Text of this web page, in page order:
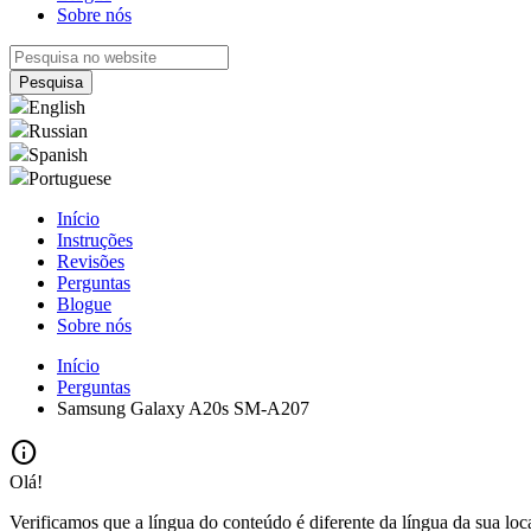
Sobre nós
English
Russian
Spanish
Portuguese
Início
Instruções
Revisões
Perguntas
Blogue
Sobre nós
Início
Perguntas
Samsung Galaxy A20s SM-A207
info
Olá!
Verificamos que a língua do conteúdo é diferente da língua da sua